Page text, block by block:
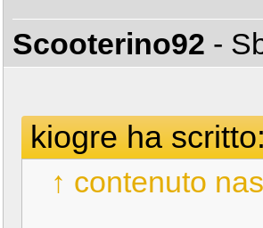
Scooterino92 -
kiogre ha
↑ contenuto